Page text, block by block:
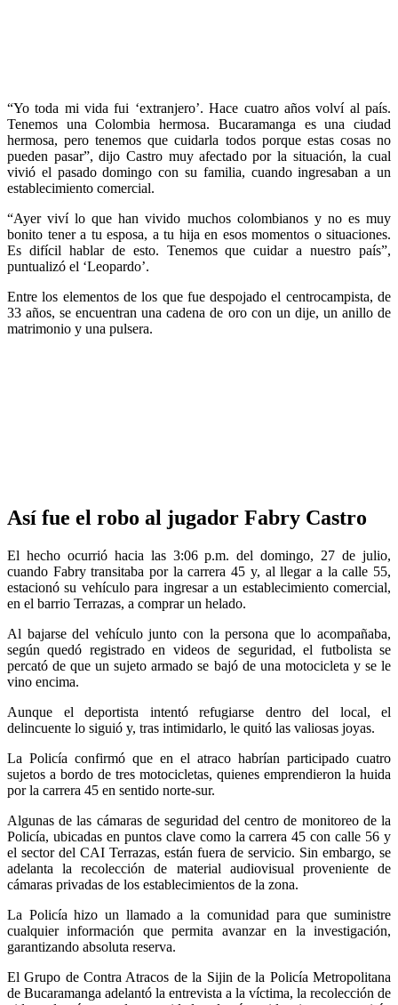
“Yo toda mi vida fui ‘extranjero’. Hace cuatro años volví al país.
Tenemos una Colombia hermosa. Bucaramanga es una ciudad
hermosa, pero tenemos que cuidarla todos porque estas cosas no
pueden pasar”, dijo Castro muy afectado por la situación, la cual
vivió el pasado domingo con su familia, cuando ingresaban a un
establecimiento comercial.
“Ayer viví lo que han vivido muchos colombianos y no es muy
bonito tener a tu esposa, a tu hija en esos momentos o situaciones.
Es difícil hablar de esto. Tenemos que cuidar a nuestro país”,
puntualizó el ‘Leopardo’.
Entre los elementos de los que fue despojado el centrocampista, de
33 años, se encuentran una cadena de oro con un dije, un anillo de
matrimonio y una pulsera.
Así fue el robo al jugador Fabry Castro
El hecho ocurrió hacia las 3:06 p.m. del domingo, 27 de julio,
cuando Fabry transitaba por la carrera 45 y, al llegar a la calle 55,
estacionó su vehículo para ingresar a un establecimiento comercial,
en el barrio Terrazas, a comprar un helado.
Al bajarse del vehículo junto con la persona que lo acompañaba,
según quedó registrado en videos de seguridad, el futbolista se
percató de que un sujeto armado se bajó de una motocicleta y se le
vino encima.
Aunque el deportista intentó refugiarse dentro del local, el
delincuente lo siguió y, tras intimidarlo, le quitó las valiosas joyas.
La Policía confirmó que en el atraco habrían participado cuatro
sujetos a bordo de tres motocicletas, quienes emprendieron la huida
por la carrera 45 en sentido norte-sur.
Algunas de las cámaras de seguridad del centro de monitoreo de la
Policía, ubicadas en puntos clave como la carrera 45 con calle 56 y
el sector del CAI Terrazas, están fuera de servicio. Sin embargo, se
adelanta la recolección de material audiovisual proveniente de
cámaras privadas de los establecimientos de la zona.
La Policía hizo un llamado a la comunidad para que suministre
cualquier información que permita avanzar en la investigación,
garantizando absoluta reserva.
El Grupo de Contra Atracos de la Sijin de la Policía Metropolitana
de Bucaramanga adelantó la entrevista a la víctima, la recolección de